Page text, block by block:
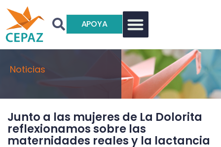
APOYA
Noticias
Junto a las mujeres de La Dolorita
reflexionamos sobre las
maternidades reales y la lactancia